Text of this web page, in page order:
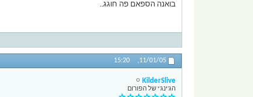
בואנה הספאם פה חוגג..
11/01/05,
15:20
KilderSlive
הג'ינג'י של הפורום